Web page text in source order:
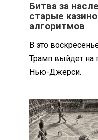
Битва за
старые
алгоритмов
В это
Трамп выйдет на
Нью-Джерси.